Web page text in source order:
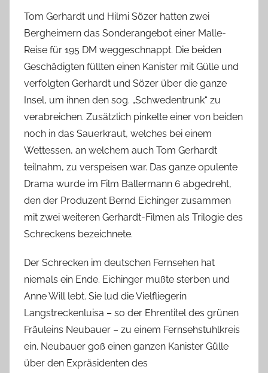
Tom Gerhardt und Hilmi Sözer hatten zwei
Bergheimern das Sonderangebot einer Malle-
Reise für 195 DM weggeschnappt. Die beiden
Geschädigten füllten einen Kanister mit Gülle und
verfolgten Gerhardt und Sözer über die ganze
Insel, um ihnen den sog. „Schwedentrunk“ zu
verabreichen. Zusätzlich pinkelte einer von beiden
noch in das Sauerkraut, welches bei einem
Wettessen, an welchem auch Tom Gerhardt
teilnahm, zu verspeisen war. Das ganze opulente
Drama wurde im Film Ballermann 6 abgedreht,
den der Produzent Bernd Eichinger zusammen
mit zwei weiteren Gerhardt-Filmen als Trilogie des
Schreckens bezeichnete.
Der Schrecken im deutschen Fernsehen hat
niemals ein Ende. Eichinger mußte sterben und
Anne Will lebt. Sie lud die Vielfliegerin
Langstreckenluisa – so der Ehrentitel des grünen
Fräuleins Neubauer – zu einem Fernsehstuhlkreis
ein. Neubauer goß einen ganzen Kanister Gülle
über den Expräsidenten des